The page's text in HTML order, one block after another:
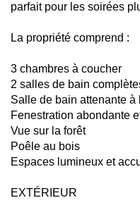
parfait pour les soirées
La propriété comprend :
3 chambres à coucher
2 salles de bain
Salle de bain attenante
Fenestration abondante
Vue sur la forêt
Poêle au bois
Espaces lumineux et
EXTÉRIEUR